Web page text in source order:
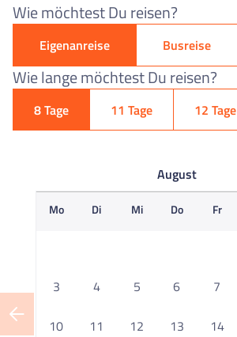
Wie möchtest Du reisen?
Eigenanreise Busreise
Wie lange möchtest Du reisen?
8 Tage 11 Tage 12 Tage
August
Mo Di Mi Do Fr
3 4 5 6 7
10 11 12 13 14